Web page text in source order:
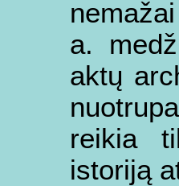
a.
aktų
reikia
istoriją